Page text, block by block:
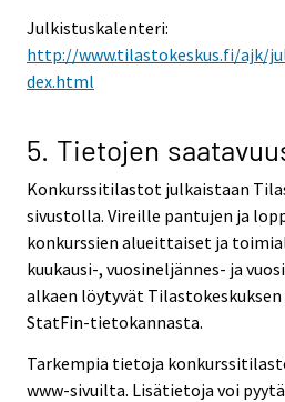
Julkistuskalenteri:
http://www.tilastokeskus.fi/ajk/
dex.html
5. Tietojen
Konkurssitilastot julkaistaan
sivustolla. Vireille pantujen ja
konkurssien alueittaiset ja
kuukausi-, vuosineljännes- ja
alkaen löytyvät
StatFin-tietokannasta.
Tarkempia tietoja
www-sivuilta. Lisätietoja voi